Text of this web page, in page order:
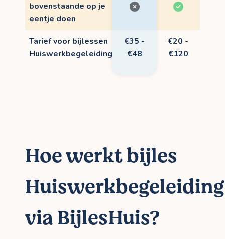
bovenstaande op je
eentje doen
Tarief voor bijlessen
Huiswerkbegeleiding
€35 -
€48
€20 -
€120
Hoe werkt bijles
Huiswerkbegeleiding
via BijlesHuis?